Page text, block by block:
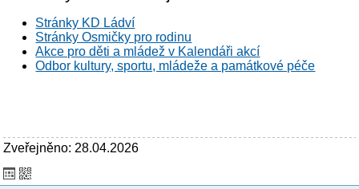
Stránky KD Ládví
Stránky Osmičky pro rodinu
Akce pro děti a mládež v Kalendáři akcí
Odbor kultury, sportu, mládeže a památkové péče
Zveřejněno: 28.04.2026